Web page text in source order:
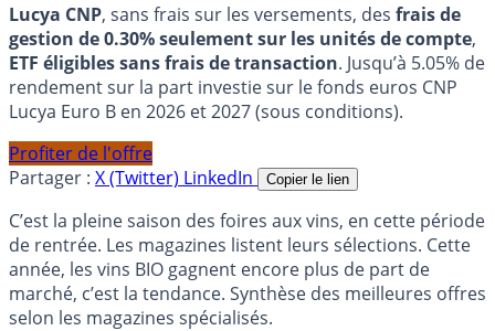
Lucya CNP, sans frais sur les versements, des frais de
gestion de 0.30% seulement sur les unités de compte,
ETF éligibles sans frais de transaction. Jusqu’à 5.05% de
rendement sur la part investie sur le fonds euros CNP
Lucya Euro B en 2026 et 2027 (sous conditions).
Profiter de l'offre
Partager : X (Twitter) LinkedIn Copier le lien
C’est la pleine saison des foires aux vins, en cette période
de rentrée. Les magazines listent leurs sélections. Cette
année, les vins BIO gagnent encore plus de part de
marché, c’est la tendance. Synthèse des meilleures offres
selon les magazines spécialisés.